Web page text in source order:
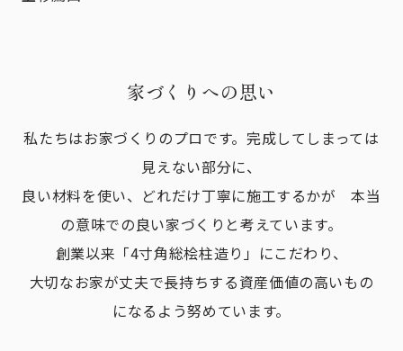
家づくりへの思い
私たちはお家づくりのプロです。完成してしまっては
見えない部分に、
良い材料を使い、どれだけ丁寧に施工するかが 本当
の意味での良い家づくりと考えています。
創業以来「4寸角総桧柱造り」にこだわり、
大切なお家が丈夫で長持ちする資産価値の高いもの
になるよう努めています。